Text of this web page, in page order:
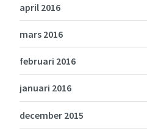
april 2016
mars 2016
februari 2016
januari 2016
december 2015